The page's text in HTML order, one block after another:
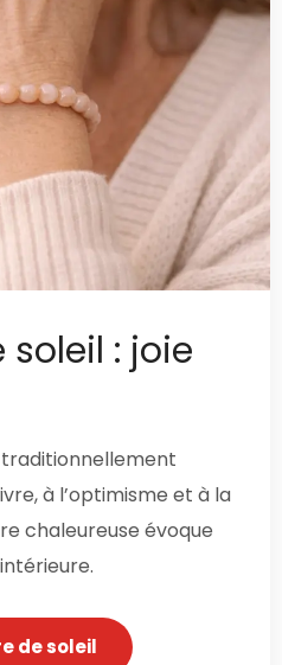
soleil : joie
traditionnellement
à l’optimisme et à la
chaleureuse évoque
de soleil